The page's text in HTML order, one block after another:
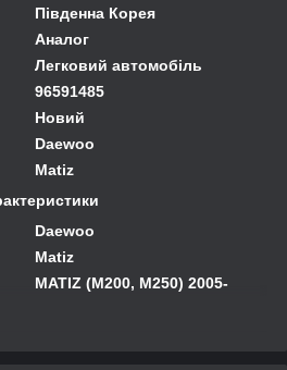
Південна Корея
Аналог
Легковий автомобіль
96591485
Новий
Daewoo
Matiz
Daewoo
Matiz
MATIZ (M200, M250) 2005-